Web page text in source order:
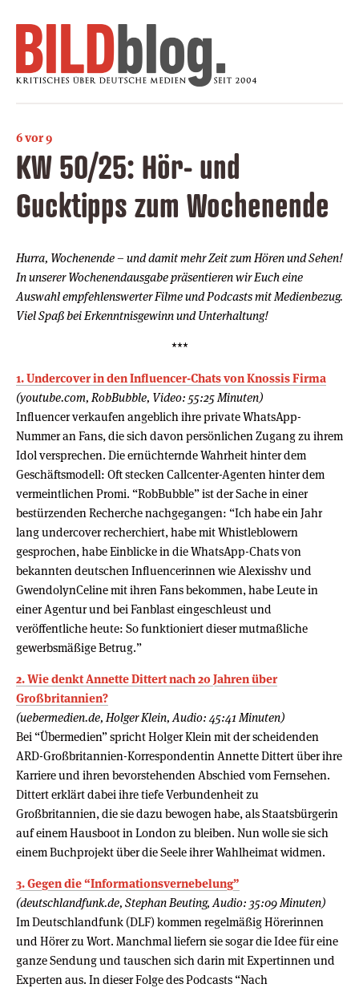
6 vor 9
KW 50/25: Hör- und
Gucktipps zum Wochenende
Hurra, Wochenende – und damit mehr Zeit zum Hören und Sehen!
In unserer Wochenendausgabe präsentieren wir Euch eine
Auswahl empfehlenswerter Filme und Podcasts mit Medienbezug.
Viel Spaß bei Erkenntnisgewinn und Unterhaltung!
***
1. Undercover in den Influencer-Chats von Knossis Firma
(youtube.com, RobBubble, Video: 55:25 Minuten)
Influencer verkaufen angeblich ihre private WhatsApp-
Nummer an Fans, die sich davon persönlichen Zugang zu ihrem
Idol versprechen. Die ernüchternde Wahrheit hinter dem
Geschäftsmodell: Oft stecken Callcenter-Agenten hinter dem
vermeintlichen Promi. “RobBubble” ist der Sache in einer
bestürzenden Recherche nachgegangen: “Ich habe ein Jahr
lang undercover recherchiert, habe mit Whistleblowern
gesprochen, habe Einblicke in die WhatsApp-Chats von
bekannten deutschen Influencerinnen wie Alexisshv und
GwendolynCeline mit ihren Fans bekommen, habe Leute in
einer Agentur und bei Fanblast eingeschleust und
veröffentliche heute: So funktioniert dieser mutmaßliche
gewerbsmäßige Betrug.”
2. Wie denkt Annette Dittert nach 20 Jahren über
Großbritannien?
(uebermedien.de, Holger Klein, Audio: 45:41 Minuten)
Bei “Übermedien” spricht Holger Klein mit der scheidenden
ARD-Großbritannien-Korrespondentin Annette Dittert über ihre
Karriere und ihren bevorstehenden Abschied vom Fernsehen.
Dittert erklärt dabei ihre tiefe Verbundenheit zu
Großbritannien, die sie dazu bewogen habe, als Staatsbürgerin
auf einem Hausboot in London zu bleiben. Nun wolle sie sich
einem Buchprojekt über die Seele ihrer Wahlheimat widmen.
3. Gegen die “Informationsvernebelung”
(deutschlandfunk.de, Stephan Beuting, Audio: 35:09 Minuten)
Im Deutschlandfunk (DLF) kommen regelmäßig Hörerinnen
und Hörer zu Wort. Manchmal liefern sie sogar die Idee für eine
ganze Sendung und tauschen sich darin mit Expertinnen und
Experten aus. In dieser Folge des Podcasts “Nach